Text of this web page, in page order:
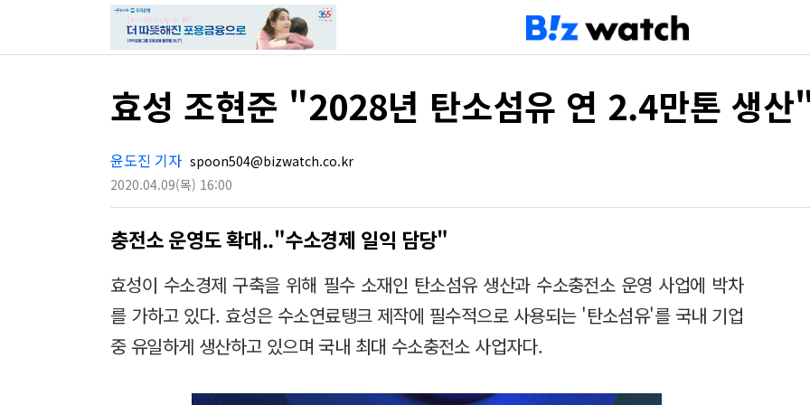
효성 조현준 "2028년 탄소섬유 연 2.4만톤 생
윤도진 기자 spoon504@bizwatch.co.kr
2020.04.09(목) 16:00
충전소 운영도 확대.."수소경제 일익 담당"
효성이 수소경제 구축을 위해 필수 소재인 탄소섬유 생산과 수소충전소 운영 사업에 박차
를 가하고 있다. 효성은 수소연료탱크 제작에 필수적으로 사용되는 '탄소섬유'를 국내 기업
중 유일하게 생산하고 있으며 국내 최대 수소충전소 사업자다.